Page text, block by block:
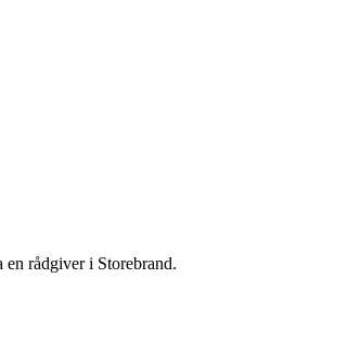
rådgiver i Storebrand.